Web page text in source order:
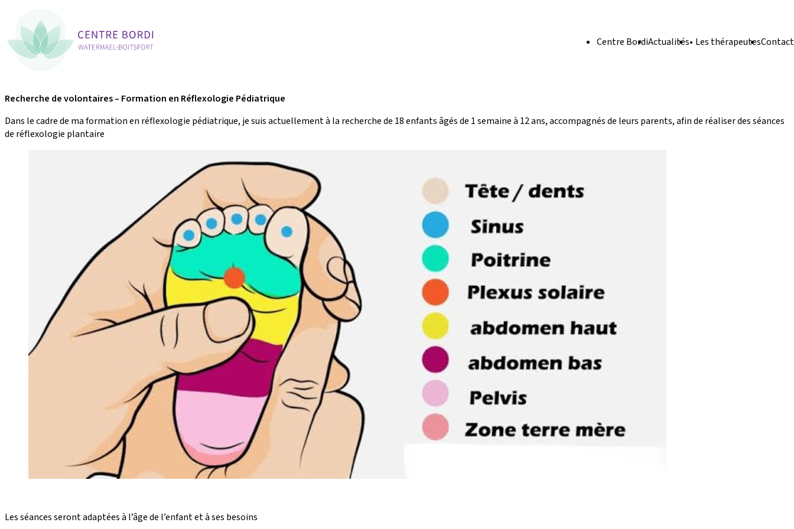
Centre BordiActualités Les thérapeutesContact
Recherche de volontaires – Formation en Réflexologie Pédiatrique
Dans le cadre de ma formation en réflexologie pédiatrique, je suis actuellement à la recherche de 18 enfants âgés de 1 semaine à 12 ans, accompagnés de leurs parents, afin de réaliser des séances
de réflexologie plantaire
Les séances seront adaptées à l’âge de l’enfant et à ses besoins